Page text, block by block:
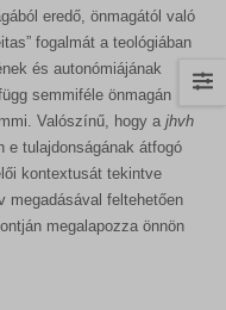
eredő, önmagától való
fogalmát a teológiában
és autonómiájának
semmiféle önmagán
Valószínű, hogy a jhvh
e tulajdonságának átfogó
kontextusát tekintve
megadásával feltehetően
megalapozza önnön